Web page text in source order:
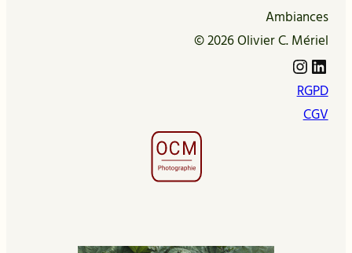
Ambiances
© 2026 Olivier C. Mériel
Instagram LinkedIn
RGPD
CGV